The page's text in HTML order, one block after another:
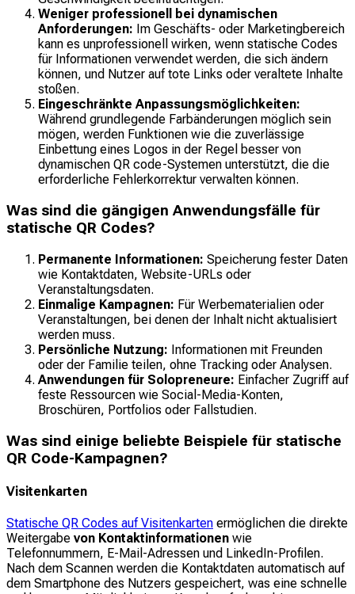
Weniger professionell bei dynamischen
Anforderungen: Im Geschäfts- oder Marketingbereich
kann es unprofessionell wirken, wenn statische Codes
für Informationen verwendet werden, die sich ändern
können, und Nutzer auf tote Links oder veraltete Inhalte
stoßen.
Eingeschränkte Anpassungsmöglichkeiten:
Während grundlegende Farbänderungen möglich sein
mögen, werden Funktionen wie die zuverlässige
Einbettung eines Logos in der Regel besser von
dynamischen QR code-Systemen unterstützt, die die
erforderliche Fehlerkorrektur verwalten können.
Was sind die gängigen Anwendungsfälle für
statische QR Codes?
Permanente Informationen: Speicherung fester Daten
wie Kontaktdaten, Website-URLs oder
Veranstaltungsdaten.
Einmalige Kampagnen: Für Werbematerialien oder
Veranstaltungen, bei denen der Inhalt nicht aktualisiert
werden muss.
Persönliche Nutzung: Informationen mit Freunden
oder der Familie teilen, ohne Tracking oder Analysen.
Anwendungen für Solopreneure: Einfacher Zugriff auf
feste Ressourcen wie Social-Media-Konten,
Broschüren, Portfolios oder Fallstudien.
Was sind einige beliebte Beispiele für statische
QR Code-Kampagnen?
Visitenkarten
Statische QR Codes auf Visitenkarten ermöglichen die direkte
Weitergabe von Kontaktinformationen wie
Telefonnummern, E-Mail-Adressen und LinkedIn-Profilen.
Nach dem Scannen werden die Kontaktdaten automatisch auf
dem Smartphone des Nutzers gespeichert, was eine schnelle